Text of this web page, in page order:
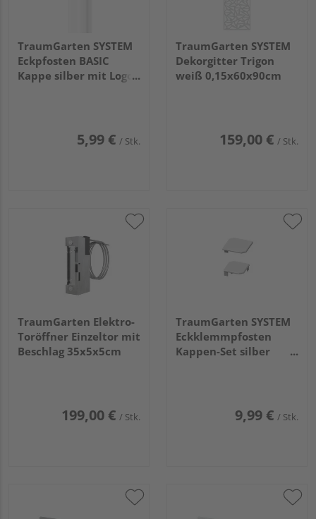
TraumGarten SYSTEM
Eckpfosten BASIC
Kappe silber mit Logo
5,99 € / Stk.
TraumGarten SYSTEM
Dekorgitter Trigon
weiß 0,15x60x90cm
159,00 € / Stk.
TraumGarten Elektro-
Toröffner Einzeltor mit
Beschlag 35x5x5cm
199,00 € / Stk.
TraumGarten SYSTEM
Eckklemmpfosten
Kappen-Set silber
9,99 € / Stk.